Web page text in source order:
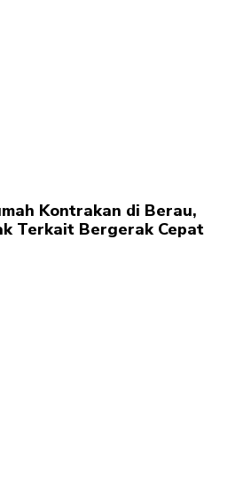
Kontrakan di Berau,
Terkait Bergerak Cepat